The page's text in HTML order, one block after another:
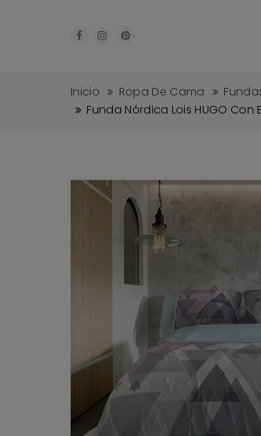
Inicio Ropa De Cama
Funda Nórdica Lois HUGO Con